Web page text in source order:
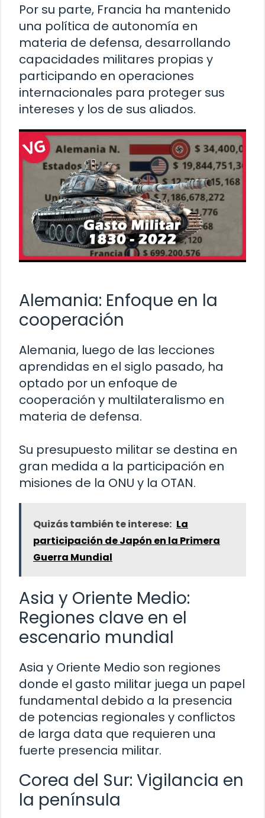
Por su parte, Francia ha mantenido
una política de autonomía en
materia de defensa, desarrollando
capacidades militares propias y
participando en operaciones
internacionales para proteger sus
intereses y los de sus aliados.
Alemania: Enfoque en la
cooperación
Alemania, luego de las lecciones
aprendidas en el siglo pasado, ha
optado por un enfoque de
cooperación y multilateralismo en
materia de defensa.
Su presupuesto militar se destina en
gran medida a la participación en
misiones de la ONU y la OTAN.
Quizás también te interese: La
participación de Japón en la Primera
Guerra Mundial
Asia y Oriente Medio:
Regiones clave en el
escenario mundial
Asia y Oriente Medio son regiones
donde el gasto militar juega un papel
fundamental debido a la presencia
de potencias regionales y conflictos
de larga data que requieren una
fuerte presencia militar.
Corea del Sur: Vigilancia en
la península